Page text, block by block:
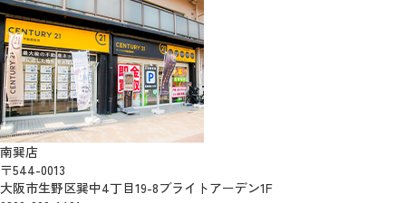
南巽店
〒544-0013
大阪市生野区巽中4丁目19-8ブライトアーデン1F